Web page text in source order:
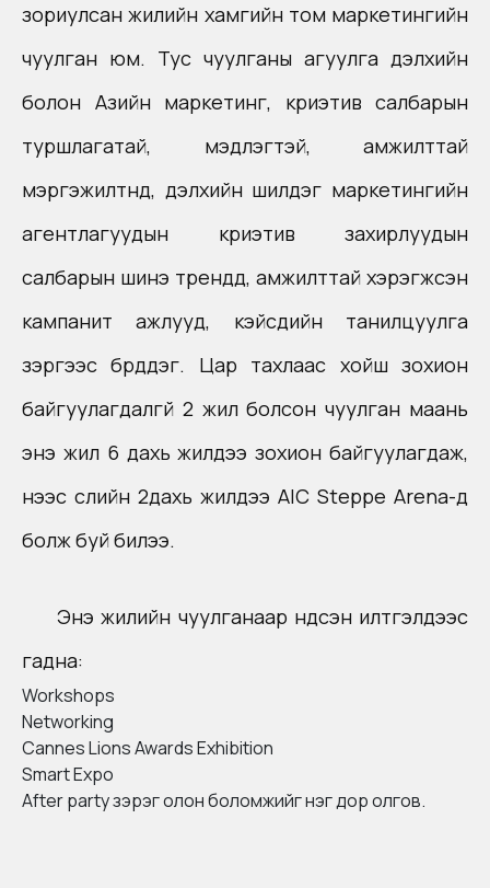
зориулсан жилийн хамгийн том маркетингийн
чуулган юм. Тус чуулганы агуулга дэлхийн
болон Азийн маркетинг, криэтив салбарын
туршлагатай, мэдлэгтэй, амжилттай
мэргэжилтнүүд, дэлхийн шилдэг маркетингийн
агентлагуудын криэтив захирлуудын
салбарын шинэ трендүүд, амжилттай хэрэгжсэн
кампанит ажлууд, кэйсүүдийн танилцуулга
зэргээс бүрддэг. Цар тахлаас хойш зохион
байгуулагдалгүй 2 жил болсон чуулган маань
энэ жил 6 дахь жилдээ зохион байгуулагдаж,
үүнээс сүүлийн 2дахь жилдээ AIC Steppe Arena-д
болж буй билээ.
Энэ жилийн чуулганаар үндсэн илтгэлүүдээс
гадна:
Workshops
Networking
Cannes Lions Awards Exhibition
Smart Expo
After party зэрэг олон боломжийг нэг дор олгов.